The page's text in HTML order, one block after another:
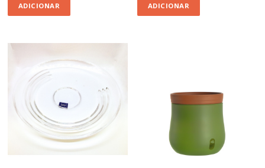
ADICIONAR ADICIONAR